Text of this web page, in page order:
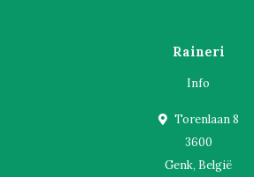
Raineri
Info
Torenlaan 8
3600
Genk, België